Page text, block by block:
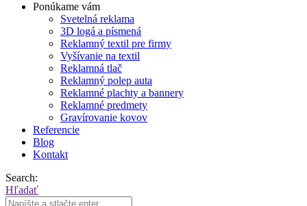
Ponúkame vám
Svetelná reklama
3D logá a písmená
Reklamný textil pre firmy
Vyšívanie na textil
Reklamná tlač
Reklamný polep auta
Reklamné plachty a bannery
Reklamné predmety
Gravírovanie kovov
Referencie
Blog
Kontakt
Search:
Hľadať